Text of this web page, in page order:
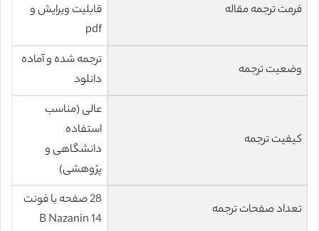
فرمت ترجمه مقاله
قابلیت ویرایش و
pdf
وضعیت ترجمه
ترجمه شده و آماده
دانلود
کیفیت ترجمه
عالی (مناسب
استفاده
دانشگاهی و
پژوهشی)
تعداد صفحات ترجمه
28 صفحه با فونت
14 B Nazanin